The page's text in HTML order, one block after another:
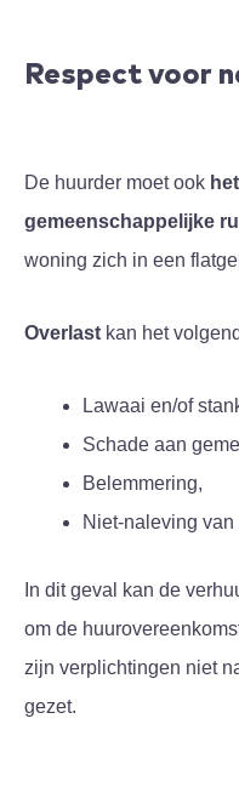
Respect voor
De huurder moet ook
gemeenschappelijke
woning zich in een
Overlast kan het
Lawaai en/of
Schade aan
Belemmering,
Niet-naleving
In dit geval kan de
om de
zijn verplichtingen niet
gezet.